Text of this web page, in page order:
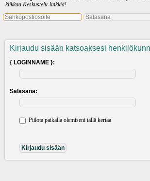
klikkaa Keskustelu-linkkiä!
Kirjaudu sisään katsoaksesi
{ LOGINNAME }:
Salasana:
Piilota paikalla olemiseni tällä kertaa